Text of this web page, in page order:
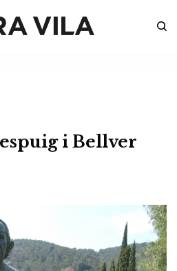
i Bellver